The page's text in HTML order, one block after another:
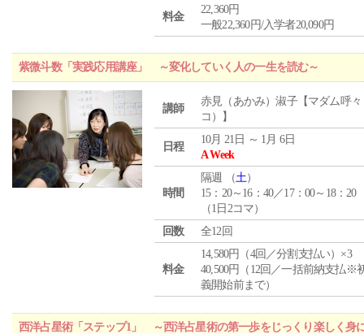
料金
22,360円
一般22,360円/入学者20,090円
紫微斗数「実践応用講座」 ～変化していく人の一生を読む～
講師
赤見（あかみ）淑子【マダム呼々
コ）】
日程
10月 21日 ～ 1月 6日
A Week
時間
隔週 （土）
15：20～16：40／17：00～18：20
（1日2コマ）
回数
全12回
料金
14,580円（4回／分割支払い）×3
40,500円（12回／一括前納支払※
義開始前まで）
西洋占星術「ステップ1」 ～西洋占星術の第一歩をじっくり楽しく身